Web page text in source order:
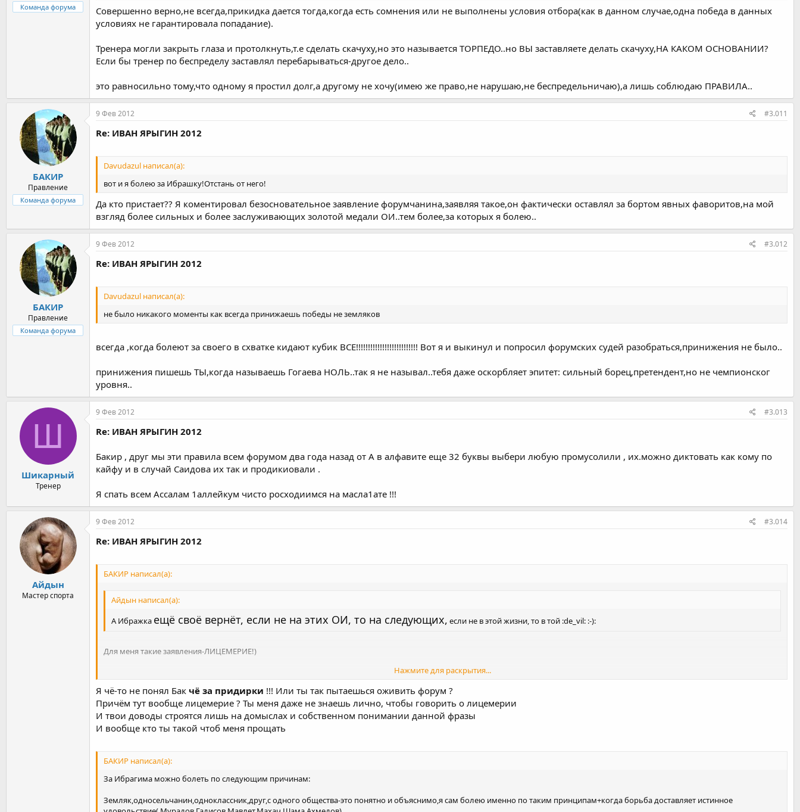
Команда форума
Совершенно верно,не всегда,прикидка дается тогда,когда есть сомнения или не выполнены условия отбора(как в данном случае,одна победа в данных
условиях не гарантировала попадание).
Тренера могли закрыть глаза и протолкнуть,т.е сделать скачуху,но это называется ТОРПЕДО..но ВЫ заставляете делать скачуху,НА КАКОМ ОСНОВАНИИ?
Если бы тренер по беспределу заставлял перебарываться-другое дело..
это равносильно тому,что одному я простил долг,а другому не хочу(имею же право,не нарушаю,не беспредельничаю),а лишь соблюдаю ПРАВИЛА..
БАКИР
Правление
Команда форума
9 Фев 2012 #3.011
Re: ИВАН ЯРЫГИН 2012
Davudazul написал(а):
вот и я болею за Ибрашку!Отстань от него!
Да кто пристает?? Я коментировал безосновательное заявление форумчанина,заявляя такое,он фактически оставлял за бортом явных фаворитов,на мой
взгляд более сильных и более заслуживающих золотой медали ОИ..тем более,за которых я болею..
БАКИР
Правление
Команда форума
9 Фев 2012 #3.012
Re: ИВАН ЯРЫГИН 2012
Davudazul написал(а):
не было никакого моменты как всегда принижаешь победы не земляков
всегда ,когда болеют за своего в схватке кидают кубик ВСЕ!!!!!!!!!!!!!!!!!!!!!!!!!! Вот я и выкинул и попросил форумских судей разобраться,принижения не было..
принижения пишешь ТЫ,когда называешь Гогаева НОЛЬ..так я не называл..тебя даже оскорбляет эпитет: сильный борец,претендент,но не чемпионског
уровня..
Ш
Шикарный
Тренер
9 Фев 2012 #3.013
Re: ИВАН ЯРЫГИН 2012
Бакир , друг мы эти правила всем форумом два года назад от А в алфавите еще 32 буквы выбери любую промусолили , их.можно диктовать как кому по
кайфу и в случай Саидова их так и продикиовали .
Я спать всем Ассалам 1аллейкум чисто росходиимся на масла1ате !!!
Айдын
Мастер спорта
9 Фев 2012 #3.014
Re: ИВАН ЯРЫГИН 2012
БАКИР написал(а):
Айдын написал(а):
А Ибражка ещё своё вернёт, если не на этих ОИ, то на следующих, если не в этой жизни, то в той :de_vil: :-):
Нажмите для раскрытия...
Для меня такие заявления-ЛИЦЕМЕРИЕ!)
но ты Айдын за что??? Я хочу именно понять и может быть простить)
Да он хороший парень,но положа руку на сердце,такой должен быть олимпийский чемпион? Он достойнее Гадисова,Гозюмова,Гацалова,Гогшелидзе?? Это просто против
борьбы..
Нажмите для раскрытия...
Я чё-то не понял Бак чё за придирки !!! Или ты так пытаешься оживить форум ?
Причём тут вообще лицемерие ? Ты меня даже не знаешь лично, чтобы говорить о лицемерии
И твои доводы строятся лишь на домыслах и собственном понимании данной фразы
И вообще кто ты такой чтоб меня прощать
БАКИР написал(а):
За Ибрагима можно болеть по следующим причинам:
Земляк,односельчанин,одноклассник,друг,с одного общества-это понятно и объяснимо,я сам болею именно по таким принципам+когда борьба доставляет истинное